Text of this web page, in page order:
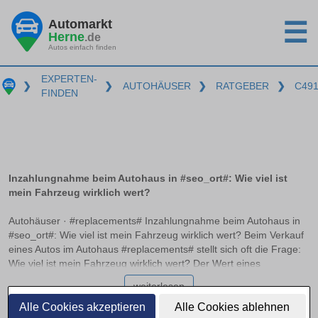
Alle Cookies akzeptieren Alle Cookies ablehnen
Automarkt
Herne.de
Autos einfach finden ☰
❯
EXPERTEN-
FINDEN
❯ AUTOHÄUSER ❯ RATGEBER ❯
Inzahlungnahme beim Autohaus in #seo_ort#: Wie viel ist
mein Fahrzeug wirklich wert?
Autohäuser · #replacements# Inzahlungnahme beim Autohaus in
#seo_ort#: Wie viel ist mein Fahrzeug wirklich wert? Beim Verkauf
eines Autos im Autohaus #replacements# stellt sich oft die Frage:
Wie viel ist mein Fahrzeug wirklich wert? Der Wert eines
Fahrzeugs variiert erheblich je nach Marktbedingungen und
Kalkulationsmethoden der Händler. In diesem Artikel erfahren Sie,
wie der Marktwert vom Händlereinkaufspreis zu unterscheiden ist
weiterlesen